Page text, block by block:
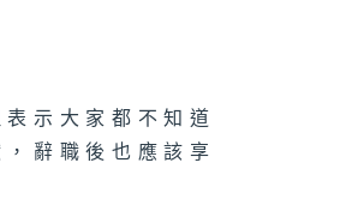
示大家都不知道
辭職後也應該享